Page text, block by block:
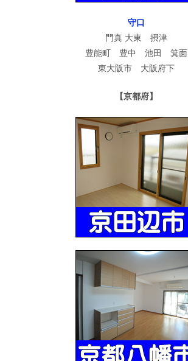
守口
門真 大東 摂津
豊能町 豊中 池田 箕面
東大阪市 大阪府下
【京都府】